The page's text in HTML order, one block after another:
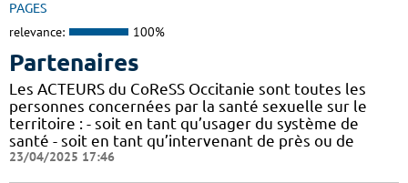
PAGES
relevance: 100%
Partenaires
Les ACTEURS du CoReSS Occitanie sont toutes les
personnes concernées par la santé sexuelle sur le
territoire : - soit en tant qu’usager du système de
santé - soit en tant qu’intervenant de près ou de
23/04/2025 17:46